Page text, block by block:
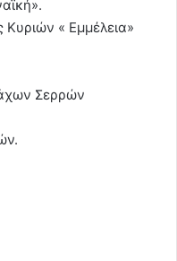
« Εμμέλεια»
Σερρών